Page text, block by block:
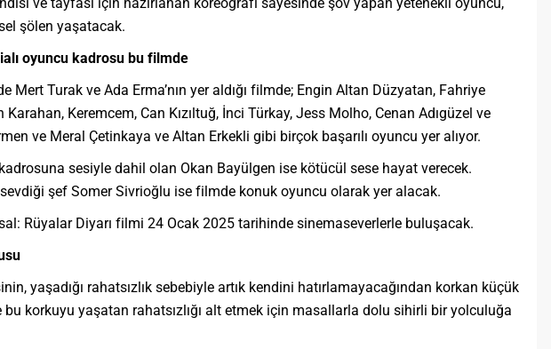
şölen yaşatacak.
oyuncu kadrosu bu filmde
Mert Turak ve Ada Erma’nın yer aldığı filmde; Engin Altan Düzyatan, Fahriye
Karahan, Keremcem, Can Kızıltuğ, İnci Türkay, Jess Molho, Cenan Adıgüzel ve
ve Meral Çetinkaya ve Altan Erkekli gibi birçok başarılı oyuncu yer alıyor.
sesiyle dahil olan Okan Bayülgen ise kötücül sese hayat verecek.
sevdiği şef Somer Sivrioğlu ise filmde konuk oyuncu olarak yer alacak.
Rüyalar Diyarı filmi 24 Ocak 2025 tarihinde sinemaseverlerle buluşacak.
yaşadığı rahatsızlık sebebiyle artık kendini hatırlamayacağından korkan küçük
bu korkuyu yaşatan rahatsızlığı alt etmek için masallarla dolu sihirli bir yolculuğa